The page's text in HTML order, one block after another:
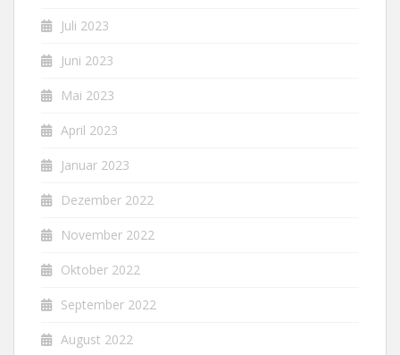
Juli 2023
Juni 2023
Mai 2023
April 2023
Januar 2023
Dezember 2022
November 2022
Oktober 2022
September 2022
August 2022